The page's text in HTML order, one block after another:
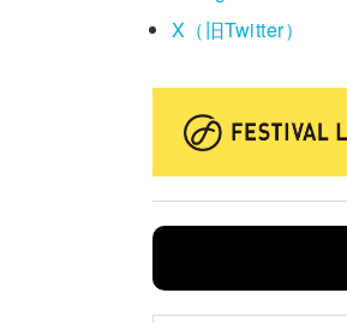
X（旧Twitter）